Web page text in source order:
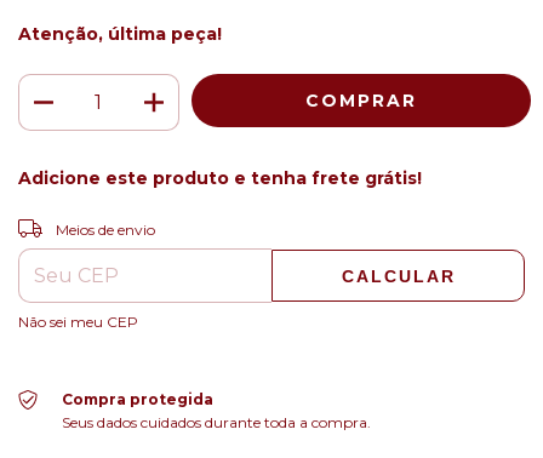
Atenção, última peça!
Adicione este produto e tenha frete grátis!
Entregas para o CEP:
Meios de envio
CALCULAR
Não sei meu CEP
Compra protegida
Seus dados cuidados durante toda a compra.